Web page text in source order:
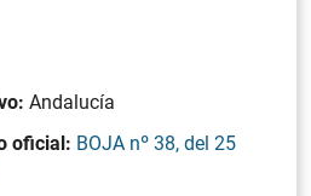
Andalucía
oficial: BOJA nº 38, del 25